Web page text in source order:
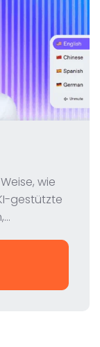
wie
gestützte
wir